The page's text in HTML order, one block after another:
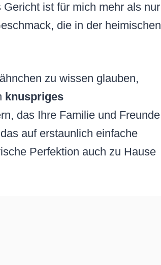
ist für mich mehr als nur
die in der heimischen
zu wissen glauben,
knuspriges
das Ihre Familie und Freunde
auf erstaunlich einfache
Perfektion auch zu Hause